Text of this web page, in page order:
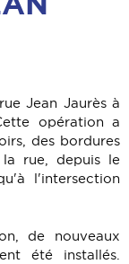
Jean Jaurès à
opération a
des bordures
rue, depuis le
l'intersection
de nouveaux
été installés.